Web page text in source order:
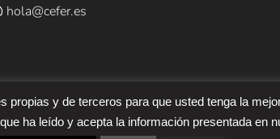
hola@cefer.es
propias y de terceros para que usted tenga la
ha leído y acepta la información presentada en